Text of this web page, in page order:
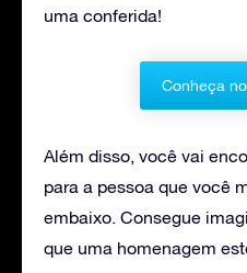
uma conferida!
Conheça
Além disso, você vai
para a pessoa que você
embaixo. Consegue
que uma homenagem